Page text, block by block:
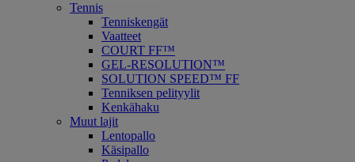
Tennis
Tenniskengät
Vaatteet
COURT FF™
GEL-RESOLUTION™
SOLUTION SPEED™ FF
Tenniksen pelityylit
Kenkähaku
Muut lajit
Lentopallo
Käsipallo